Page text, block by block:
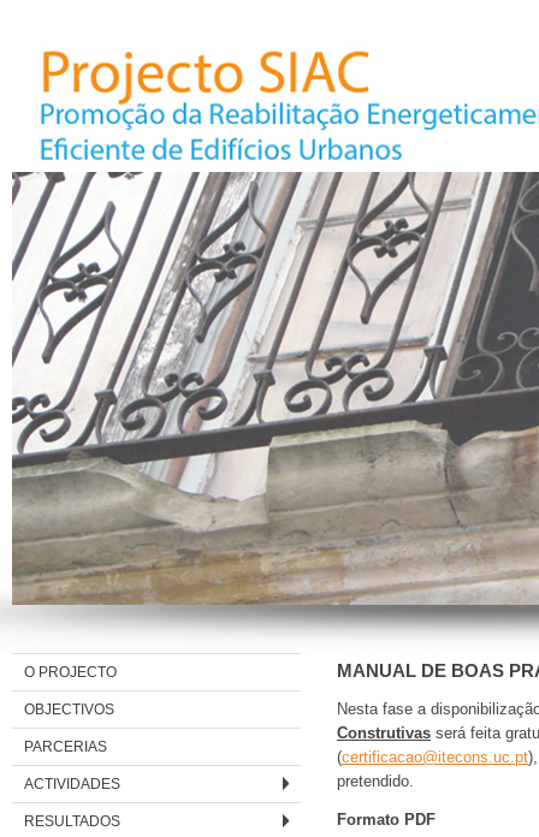
O PROJECTO
OBJECTIVOS
PARCERIAS
ACTIVIDADES
RESULTADOS
MANUAL DE BOAS
Nesta fase a
Construtivas será feita
(certificacao@itecons.uc.pt
pretendido.
Formato PDF